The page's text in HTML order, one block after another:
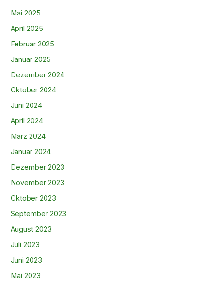
Mai 2025
April 2025
Februar 2025
Januar 2025
Dezember 2024
Oktober 2024
Juni 2024
April 2024
März 2024
Januar 2024
Dezember 2023
November 2023
Oktober 2023
September 2023
August 2023
Juli 2023
Juni 2023
Mai 2023